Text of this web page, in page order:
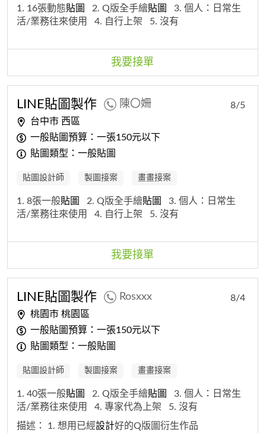
1. 16張動態貼圖 2. Q版全手繪貼圖
3. 個人：日常生
活/業務往來使用
4. 自行上架 5. 沒有
我要接單
LINE貼圖 製作 陳〇姍
台中市 西區
一般貼圖預算：一張150元以下
貼圖類型：一般貼圖
8/5
貼圖設計師 製圖接案 畫畫接案
1. 8張一般貼圖 2. Q版全手繪貼圖
3. 個人：日常生
活/業務往來使用
4. 自行上架 5. 沒有
我要接單
LINE貼圖 製作 Rosxxx
桃園市 桃園區
一般貼圖預算：一張150元以下
貼圖類型：一般貼圖
8/4
貼圖設計師 製圖接案 畫畫接案
1. 40張一般貼圖 2. Q版全手繪貼圖
3. 個人：日常生
活/業務往來使用
4. 專家代為上架
5. 沒有
描述： 1. 想用已經設計好的Q版圖衍生作品